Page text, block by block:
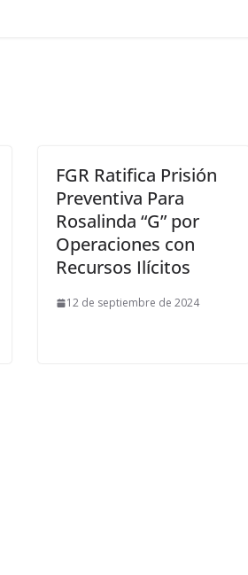
FGR Ratifica Prisión
Preventiva Para
Rosalinda “G” por
Operaciones con
Recursos Ilícitos
12 de septiembre de 2024